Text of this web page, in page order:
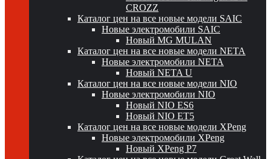
CROZZ
Каталог цен на все новые модели SAIC
Новые электромобили SAIC
Новый MG MULAN
Каталог цен на все новые модели NETA
Новые электромобили NETA
Новый NETA U
Каталог цен на все новые модели NIO
Новые электромобили NIO
Новый NIO ES6
Новый NIO ET5
Каталог цен на все новые модели XPeng
Новые электромобили XPeng
Новый XPeng P7